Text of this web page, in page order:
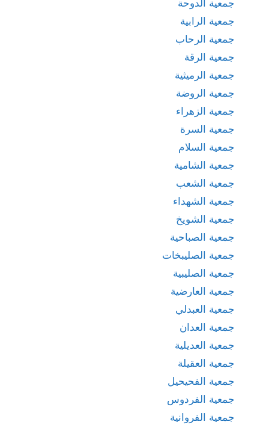
جمعية الدوحة
جمعية الرابية
جمعية الرحاب
جمعية الرقة
جمعية الرميثية
جمعية الروضة
جمعية الزهراء
جمعية السرة
جمعية السلام
جمعية الشامية
جمعية الشعب
جمعية الشهداء
جمعية الشويخ
جمعية الصباحية
جمعية الصليبخات
جمعية الصليبية
جمعية العارضية
جمعية العبدلي
جمعية العدان
جمعية العديلية
جمعية العقيلة
جمعية الفحيحيل
جمعية الفردوس
جمعية الفروانية